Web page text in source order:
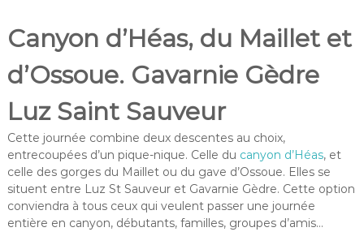
Canyon d’Héas, du Maillet et
d’Ossoue. Gavarnie Gèdre
Luz Saint Sauveur
Cette journée combine deux descentes au choix,
entrecoupées d’un pique-nique. Celle du canyon d’Héas, et
celle des gorges du Maillet ou du gave d’Ossoue. Elles se
situent entre Luz St Sauveur et Gavarnie Gèdre. Cette option
conviendra à tous ceux qui veulent passer une journée
entière en canyon, débutants, familles, groupes d’amis…